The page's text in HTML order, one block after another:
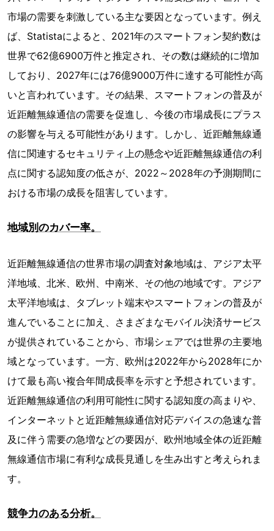
市場の需要を刺激している主な要因となっています。例え
ば、Statistaによると、2021年のスマートフォン契約数は
世界で62億6900万件と推定され、その数は継続的に増加
しており、2027年には76億9000万件に達する可能性が高
いと言われています。その結果、スマートフォンの普及が
近距離無線通信の需要を促進し、今後の市場成長にプラス
の影響を与える可能性があります。しかし、近距離無線通
信に関連するセキュリティ上の懸念や近距離無線通信の利
点に関する認知度の低さが、2022～2028年の予測期間に
おける市場の成長を阻害しています。
地域別のカバー率。
近距離無線通信の世界市場の調査対象地域は、アジア太平
洋地域、北米、欧州、中南米、その他の地域です。アジア
太平洋地域は、タブレット端末やスマートフォンの普及が
進んでいることに加え、さまざまなモバイル決済サービス
が提供されていることから、市場シェアでは世界の主要地
域となっています。一方、欧州は2022年から2028年にか
けて最も高い複合年間成長率を示すと予想されています。
近距離無線通信の利用可能性に関する認知度の高まりや、
インターネットと近距離無線通信対応デバイスの急速な普
及に伴う需要の急増などの要因が、欧州地域全体の近距離
無線通信市場に有利な成長見通しを生み出すと考えられま
す。
競争力のある分析。